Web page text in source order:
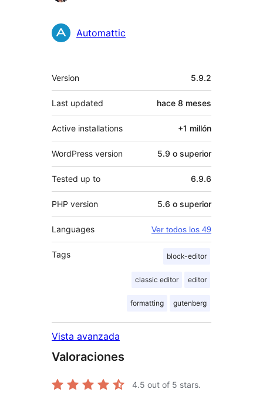
Automattic
Meta
Version 5.9.2
Last updated hace 8 meses
Active installations +1 millón
WordPress version 5.9 o superior
Tested up to 6.9.6
PHP version 5.6 o superior
Languages Ver todos los 49
Tags block-editor
classic editor editor
formatting gutenberg
Vista avanzada
Valoraciones
4.5 out of 5 stars.